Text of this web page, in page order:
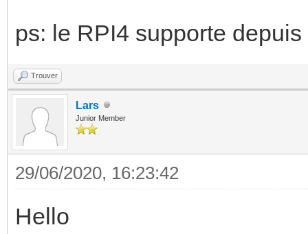
ps: le RPI4 supporte
Trouver
Lars
Junior Member
29/06/2020, 16:23:42
Hello